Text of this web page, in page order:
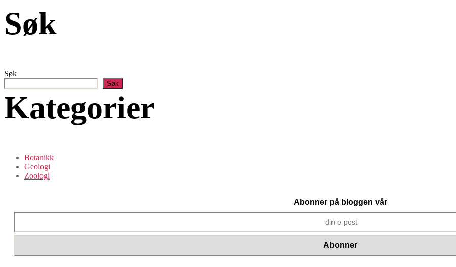
Søk
Søk
Søk
Kategorier
Botanikk
Geologi
Zoologi
Abonner på bloggen vår